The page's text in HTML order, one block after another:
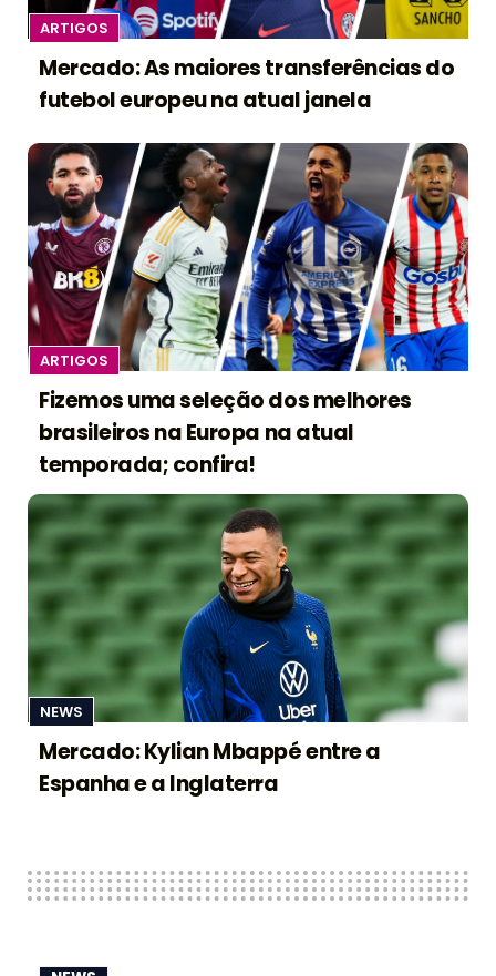
ARTIGOS
Mercado: As maiores transferências do
futebol europeu na atual janela
ARTIGOS
Fizemos uma seleção dos melhores
brasileiros na Europa na atual
temporada; confira!
NEWS
Mercado: Kylian Mbappé entre a
Espanha e a Inglaterra